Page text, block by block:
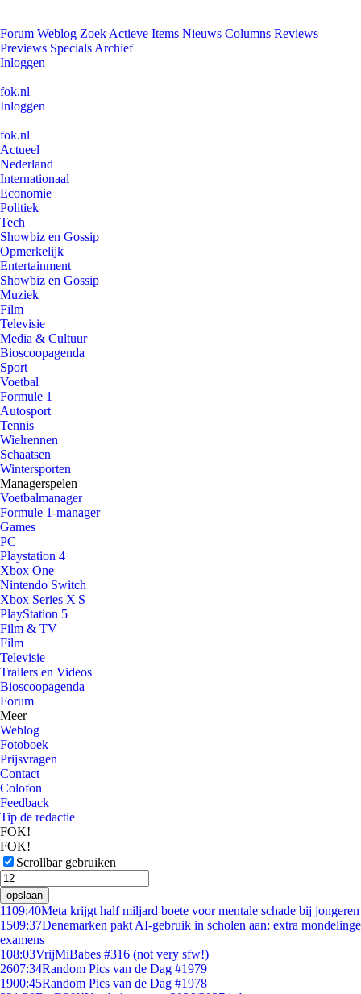
Forum Weblog Zoek Actieve Items Nieuws Columns Reviews
Previews Specials Archief
Inloggen
fok.nl
Inloggen
fok.nl
Actueel
Nederland
Internationaal
Economie
Politiek
Tech
Showbiz en Gossip
Opmerkelijk
Entertainment
Showbiz en Gossip
Muziek
Film
Televisie
Media & Cultuur
Bioscoopagenda
Sport
Voetbal
Formule 1
Autosport
Tennis
Wielrennen
Schaatsen
Wintersporten
Managerspelen
Voetbalmanager
Formule 1-manager
Games
PC
Playstation 4
Xbox One
Nintendo Switch
Xbox Series X|S
PlayStation 5
Film & TV
Film
Televisie
Trailers en Videos
Bioscoopagenda
Forum
Meer
Weblog
Fotoboek
Prijsvragen
Contact
Colofon
Feedback
Tip de redactie
FOK!
FOK!
Scrollbar gebruiken
opslaan
1109:40Meta krijgt half miljard boete voor mentale schade bij jongeren
1509:37Denemarken pakt AI-gebruik in scholen aan: extra mondelinge
examens
108:03VrijMiBabes #316 (not very sfw!)
2607:34Random Pics van de Dag #1979
1900:45Random Pics van de Dag #1978